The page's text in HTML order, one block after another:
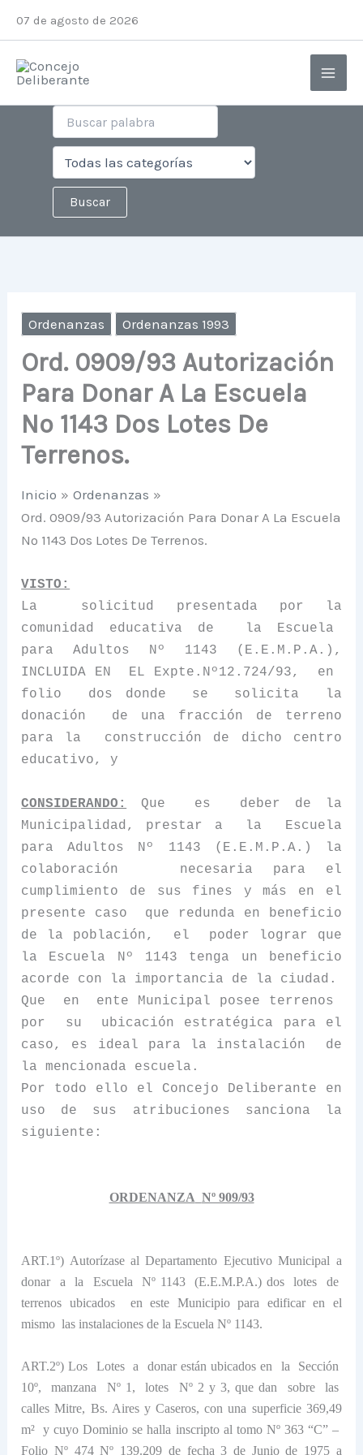
contenido
07 de agosto de 2026
Ordenanzas Ordenanzas 1993
Ord. 0909/93 Autorización
Para Donar A La Escuela
Nº 1143 Dos Lotes De
Terrenos.
Inicio
Ordenanzas
Ord. 0909/93 Autorización Para Donar A La Escuela
Nº 1143 Dos Lotes De Terrenos.
VISTO:
La
solicitud presentada por la
comunidad educativa de
la Escuela
para Adultos Nº 1143 (E.E.M.P.A.),
INCLUIDA EN
EL Expte.Nº12.724/93,
en
folio
dos donde se solicita
la
donación
de una fracción de terreno
para la
construcción de dicho centro
educativo, y
CONSIDERANDO: Que es deber de
la
Municipalidad , prestar a la
Escuela
para Adultos Nº 1143 (E.E.M.P.A.) la
colaboración
necesaria para el
cumplimiento de sus fines y más en el
presente caso
que redunda en beneficio
de la población,
el
poder lograr que
la Escuela Nº 1143 tenga un beneficio
acorde con la importancia de la ciudad.
Que
en
ente Municipal posee terrenos
por
su
ubicación estratégica para el
caso, es ideal para la instalación
de
la mencionada escuela.
Por todo ello el Concejo Deliberante en
uso de sus atribuciones sanciona la
siguiente:
ORDENANZA Nº 909/93
ART.1º) Autorízase al Departamento Ejecutivo Municipal a
donar
a la Escuela Nº 1143 (E.E.M.P.A.) dos lotes
de
terrenos ubicados
en este Municipio para edificar en el
mismo las instalaciones dela Escuela Nº 1143.
ART.2º) Los Lotes a donar están ubicados en la
Sección
10º,
manzana Nº 1, lotes Nº 2 y 3, que dan sobre
las
calles Mitre, Bs. Aires y Caseros, con una superficie 369,49
m²
y cuyo Dominio se halla inscripto al tomo Nº 363 “C” –
Folio Nº 474 Nº 139.209 de fecha 3 de Junio de 1975 a